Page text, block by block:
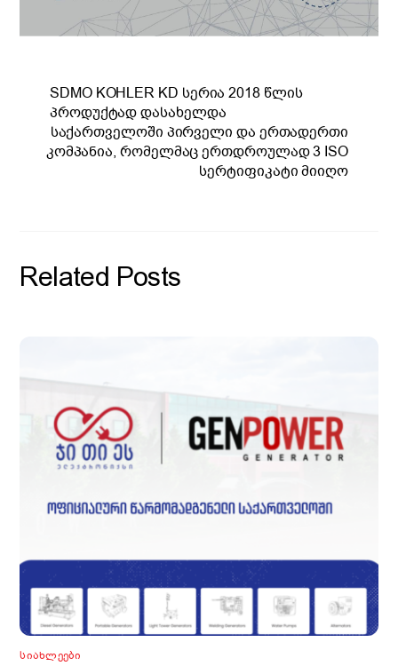
SDMO KOHLER KD სერია 2018 წლის
პროდუქტად დასახელდა
საქართველოში პირველი და ერთადერთი
კომპანია, რომელმაც ერთდროულად 3 ISO
სერტიფიკატი მიიღო
Related Posts
ᲡᲘᲐᲮᲚᲔᲔᲑᲘ